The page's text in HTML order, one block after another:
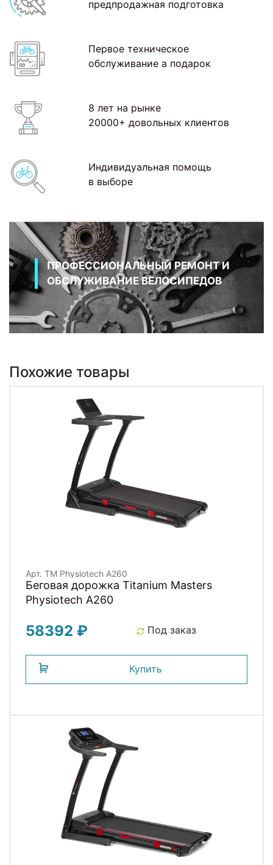
предпродажная подготовка
Первое техническое
обслуживание а подарок
8 лет на рынке
20000+ довольных клиентов
Индивидуальная помощь
в выборе
ПРОФЕССИОНАЛЬНЫЙ РЕМОНТ И
ОБСЛУЖИВАНИЕ ВЕЛОСИПЕДОВ
Похожие товары
Арт. TM Physiotech A260
Беговая дорожка Titanium Masters
Physiotech A260
58392 ₽ Под заказ
Купить